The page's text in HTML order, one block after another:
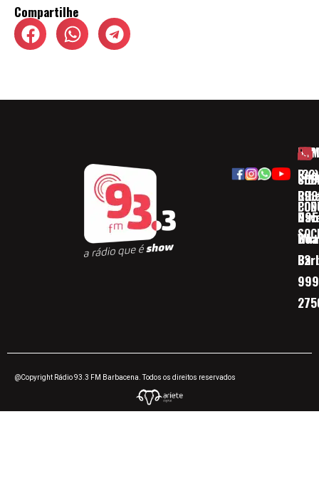
Compartilhe
(32)
32
@Copyright Rádio 93.3 FM Barbacena. Todos os direitos reservados